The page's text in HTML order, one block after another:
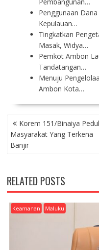
Penggunaan
Kepulauan…
Tingkatkan
Masak, Widya…
Pemkot Ambon
Tandatangan…
Menuju
Ambon Kota…
P
O
S
T
A
V
I
G
A
Korem 151/Binaiya
Masyarakat Yang Terkena
Banjir
RELATED POSTS
Keamanan Maluku